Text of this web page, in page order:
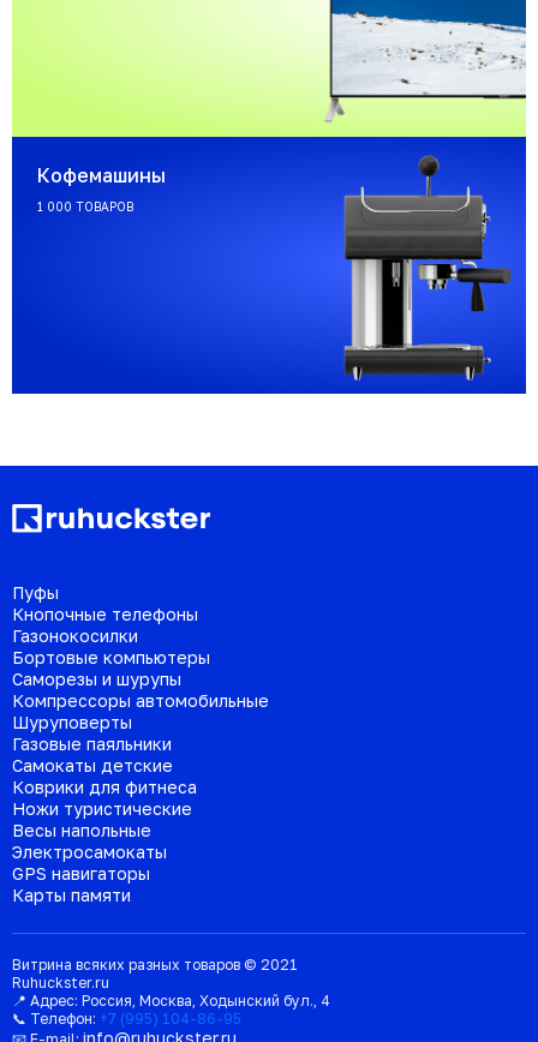
Кофемашины
1 000 ТОВАРОВ
Пуфы
Кнопочные телефоны
Газонокосилки
Бортовые компьютеры
Саморезы и шурупы
Компрессоры автомобильные
Шуруповерты
Газовые паяльники
Самокаты детские
Коврики для фитнеса
Ножи туристические
Весы напольные
Электросамокаты
GPS навигаторы
Карты памяти
Витрина всяких разных товаров © 2021
Ruhuckster.ru
📍 Адрес: Россия, Москва, Ходынский бул., 4
📞 Телефон: +7 (995) 104-86-95